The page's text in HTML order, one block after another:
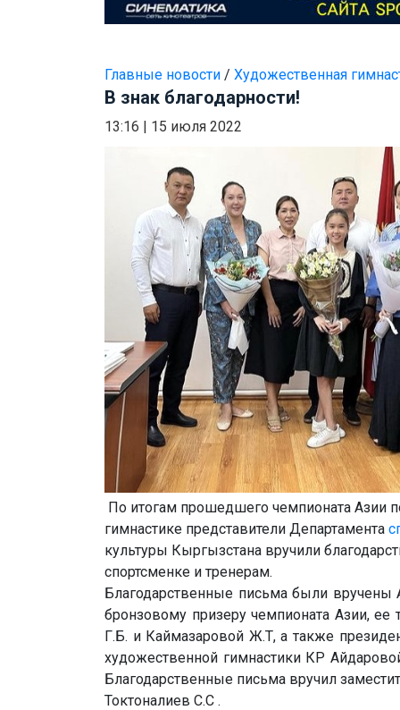
Главные новости / Художественная
В знак благодарности!
13:16 15 июля 2022
По итогам прошедшего чемпионата Азии
гимнастике представители Департамента
культуры Кыргызстана вручили
спортсменке и тренерам.
Благодарственные письма были
бронзовому призеру чемпионата Азии,
Г.Б. и Каймазаровой Ж.Т, а также
художественной гимнастики КР
Благодарственные письма вручил
Токтоналиев С.С .